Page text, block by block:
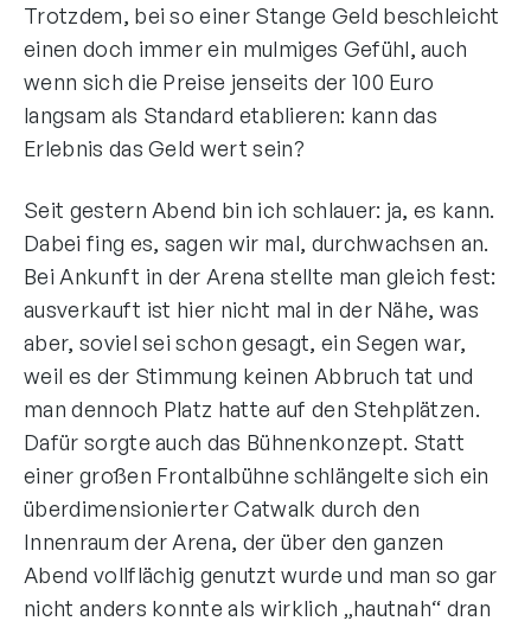
Trotzdem, bei so einer Stange Geld beschleicht
einen doch immer ein mulmiges Gefühl, auch
wenn sich die Preise jenseits der 100 Euro
langsam als Standard etablieren: kann das
Erlebnis das Geld wert sein?
Seit gestern Abend bin ich schlauer: ja, es kann.
Dabei fing es, sagen wir mal, durchwachsen an.
Bei Ankunft in der Arena stellte man gleich fest:
ausverkauft ist hier nicht mal in der Nähe, was
aber, soviel sei schon gesagt, ein Segen war,
weil es der Stimmung keinen Abbruch tat und
man dennoch Platz hatte auf den Stehplätzen.
Dafür sorgte auch das Bühnenkonzept. Statt
einer großen Frontalbühne schlängelte sich ein
überdimensionierter Catwalk durch den
Innenraum der Arena, der über den ganzen
Abend vollflächig genutzt wurde und man so gar
nicht anders konnte als wirklich „hautnah“ dran